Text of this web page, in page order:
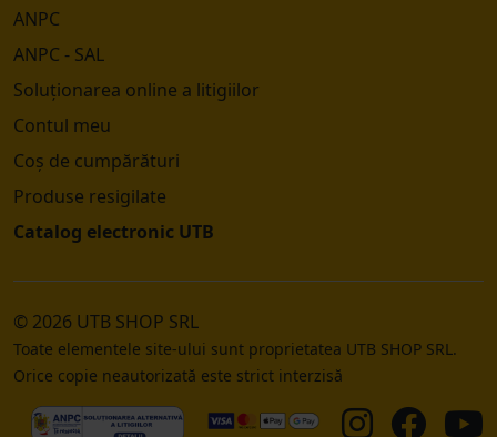
ANPC
ANPC - SAL
Soluționarea online a litigiilor
Contul meu
Coș de cumpărături
Produse resigilate
Catalog electronic UTB
© 2026 UTB SHOP SRL
Toate elementele site-ului sunt proprietatea UTB SHOP SRL.
Orice copie neautorizată este strict interzisă